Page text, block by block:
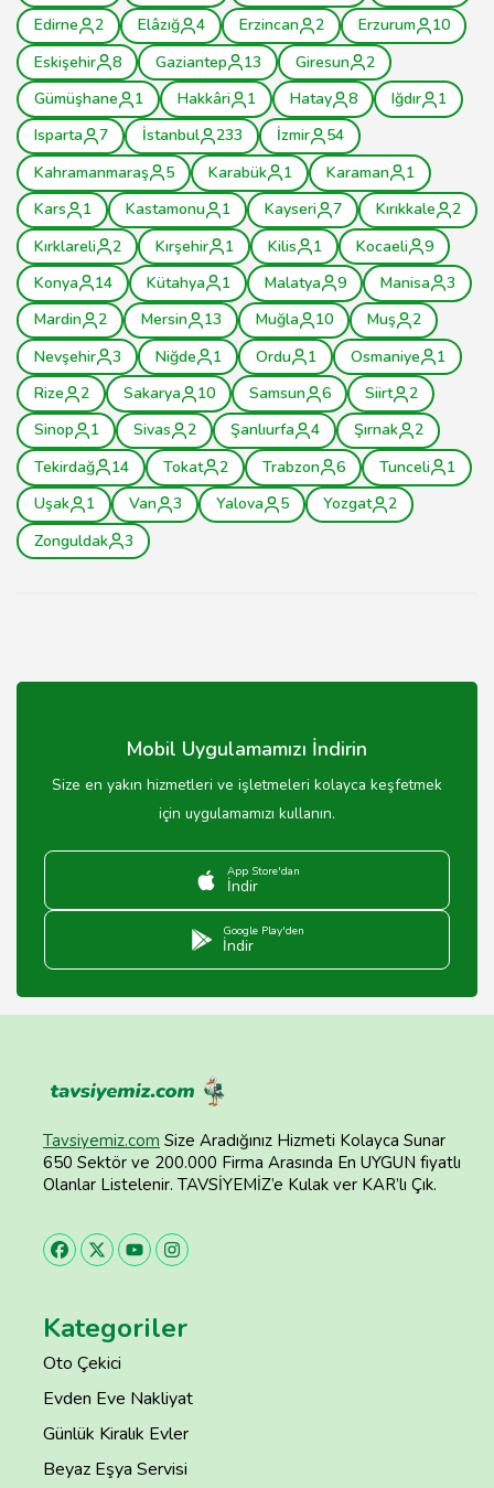
Edirne
2 Elâzığ 4 Erzincan 2 Erzurum
10
Eskişehir
8 Gaziantep 13 Giresun
2
Gümüşhane
1 Hakkâri 1 Hatay 8 Iğdır
1
Isparta
7 İstanbul 233 İzmir
54
Kahramanmaraş
5 Karabük 1 Karaman
1
Kars
1 Kastamonu 1 Kayseri 7 Kırıkkale
2
Kırklareli
2 Kırşehir 1 Kilis 1 Kocaeli
9
Konya
14 Kütahya 1 Malatya 9 Manisa
3
Mardin
2 Mersin 13 Muğla 10 Muş
2
Nevşehir
3 Niğde 1 Ordu 1 Osmaniye
1
Rize
2 Sakarya 10 Samsun 6 Siirt
2
Sinop
1 Sivas 2 Şanlıurfa 4 Şırnak
2
Tekirdağ
14 Tokat 2 Trabzon 6 Tunceli
1
Uşak
1 Van 3 Yalova 5 Yozgat
2
Zonguldak
3
Mobil Uygulamamızı İndirin
Size en yakın hizmetleri ve işletmeleri kolayca keşfetmek
için uygulamamızı kullanın.
App Store'dan
İndir
Google Play'den
İndir
Tavsiyemiz.com Size Aradığınız Hizmeti Kolayca Sunar
650 Sektör ve 200.000 Firma Arasında En UYGUN fiyatlı
Olanlar Listelenir. TAVSİYEMİZ’e Kulak ver KAR’lı Çık.
Kategoriler
Oto Çekici
Evden Eve Nakliyat
Günlük Kiralık Evler
Beyaz Eşya Servisi